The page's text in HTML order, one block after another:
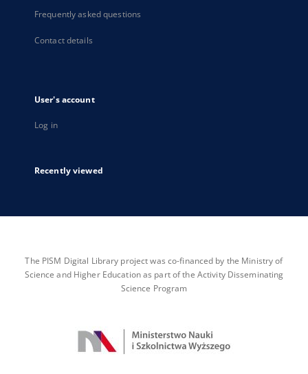
Frequently asked questions
Contact details
User's account
Log in
Recently viewed
The PISM Digital Library project was co-financed by the Ministry of
Science and Higher Education as part of the Activity Disseminating
Science Program